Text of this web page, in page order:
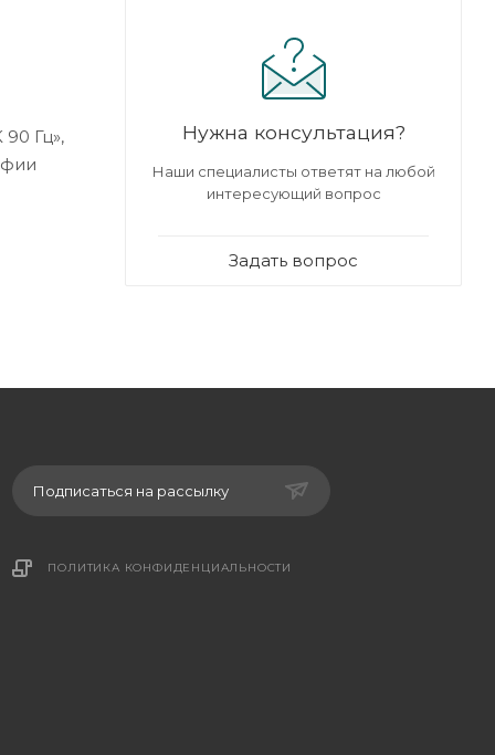
Гц»,
Нужна консультация?
Наши специалисты ответят на любой
интересующий вопрос
Задать вопрос
Подписаться на рассылку
ПОЛИТИКА КОНФИДЕНЦИАЛЬНОСТИ